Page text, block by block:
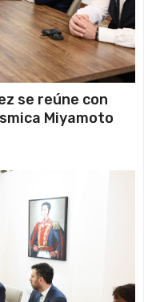
se reúne con
Miyamoto